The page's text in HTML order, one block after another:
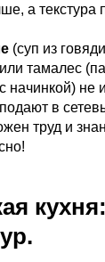
а текстура
(суп из
тамалес
с начинкой)
в
труд и